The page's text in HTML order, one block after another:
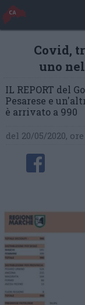
Covid,
uno
IL REPORT del
Pesarese e
è arrivato a 990
del 20/05/2020, ore